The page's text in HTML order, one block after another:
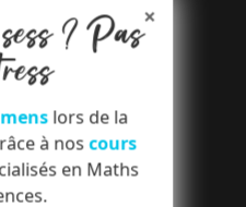
×
? Pas
lors de la
à noscours
en Maths